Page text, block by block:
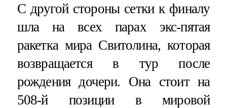
С другой стороны сетки к финалу
шла на всех парах экс-пятая
ракетка мира Свитолина, которая
возвращается в тур после
рождения дочери. Она стоит на
508-й позиции в мировой